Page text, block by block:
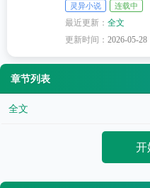
灵异小说 连载中
最近更新：全文
更新时间：2026-05-28
章节列表
全文
开